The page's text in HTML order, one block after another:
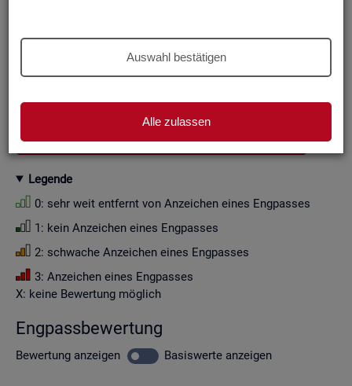
Auswahl bestätigen
Alle zulassen
Zah­len­wer­te i. d. R. auf Viel­fa­che von Zehn ge­run­det (siehe
die Fil­ter­mög­lich­kei­ten und die an­ge­zeig­ten Daten.
GESAMTDOWNLOAD ENGPASSANALYSE ALS CSV
Le­gen­de
0: sehr weit ent­fernt von An­zei­chen eines Eng­pas­ses
1: kein An­zei­chen eines Eng­pas­ses
2: schwa­che An­zei­chen eines Eng­pas­ses
3: An­zei­chen eines Eng­pas­ses
X: keine Be­wer­tung mög­lich
Eng­pass­be­wer­tung
Be­wer­tung an­zei­gen Ba­sis­wer­te an­zei­gen